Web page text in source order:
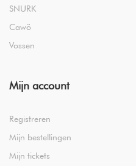
SNURK
Cawö
Vossen
Mijn account
Registreren
Mijn bestellingen
Mijn tickets